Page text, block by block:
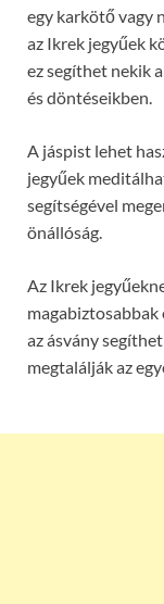
egy karkötő vagy
az Ikrek jegyűek
ez segíthet nekik
és döntéseikben.
A jáspist lehet
jegyűek
segítségével
önállóság.
Az Ikrek
magabiztosabbak
az ásvány
megtalálják az